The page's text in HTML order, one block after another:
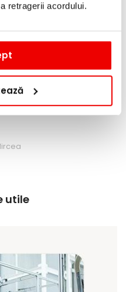
retragerii acordului.
verificate
super
utile